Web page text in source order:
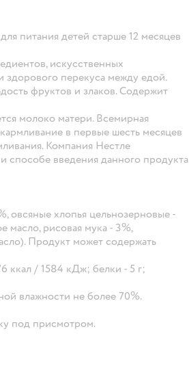
питания детей старше 12 месяцев
искусственных
здорового перекуса между едой.
фруктов и злаков. Содержит
молоко матери. Всемирная
в первые шесть месяцев
Компания Нестле
введения данного продукта
овсяные хлопья цельнозерновые -
масло, рисовая мука - 3%,
Продукт может содержать
ккал / 1584 кДж; белки - 5 г;
влажности не более 70%.
под присмотром.